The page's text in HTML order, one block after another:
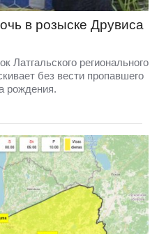
в розыске Друвиса
Латгальского регионального
без вести пропавшего
рождения.